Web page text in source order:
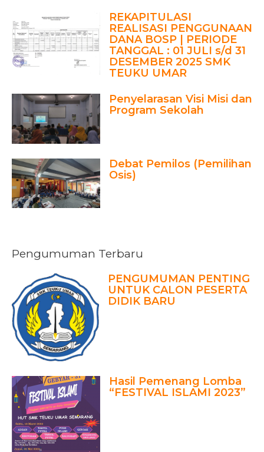
REKAPITULASI
REALISASI PENGGUNAAN
DANA BOSP | PERIODE
TANGGAL : 01 JULI s/d 31
DESEMBER 2025 SMK
TEUKU UMAR
Penyelarasan Visi Misi dan
Program Sekolah
Debat Pemilos (Pemilihan
Osis)
Pengumuman Terbaru
PENGUMUMAN PENTING
UNTUK CALON PESERTA
DIDIK BARU
Hasil Pemenang Lomba
“FESTIVAL ISLAMI 2023”